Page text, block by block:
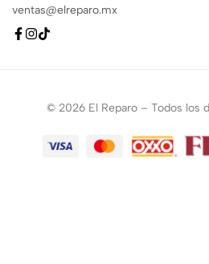
ventas@elreparo.mx
© 2026 El Reparo – Todos los